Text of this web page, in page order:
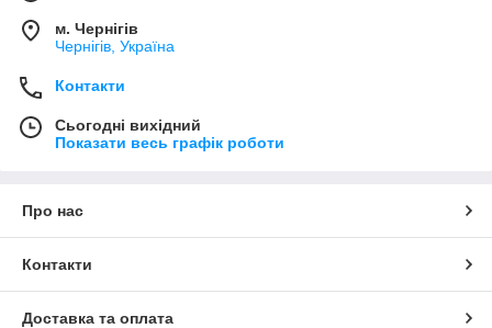
м. Чернігів
Чернігів, Україна
Контакти
Сьогодні вихідний
Показати весь графік роботи
Про нас
Контакти
Доставка та оплата